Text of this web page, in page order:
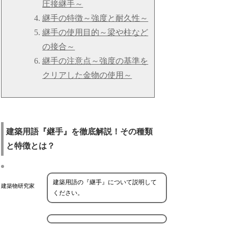
圧接継手～
継手の特徴～強度と耐久性～
継手の使用目的～梁や柱など
の接合～
継手の注意点～強度の基準を
クリアした金物の使用～
建築用語『継手』を徹底解説！その種類
と特徴とは？
建築物研究家
建築用語の『継手』について説明して
ください。